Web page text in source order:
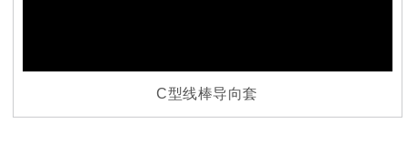
C型线棒导向套